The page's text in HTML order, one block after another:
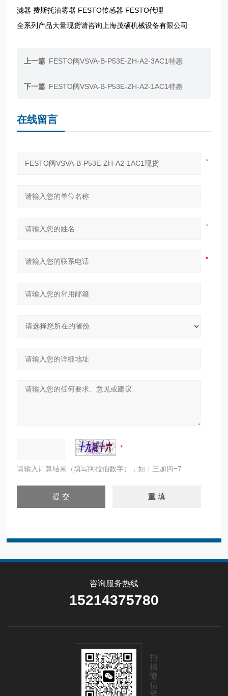
滤器 费斯托油雾器 FESTO传感器 FESTO代理
全系列产品大量现货请咨询上海茂硕机械设备有限公司
上一篇 FESTO阀VSVA-B-P53E-ZH-A2-3AC1特惠
下一篇 FESTO阀VSVA-B-P53E-ZH-A2-1AC1特惠
在线留言
请输入计算结果（填写阿拉伯数字），如：三加四=7
咨询服务热线
15214375780
扫
描
微
信
号